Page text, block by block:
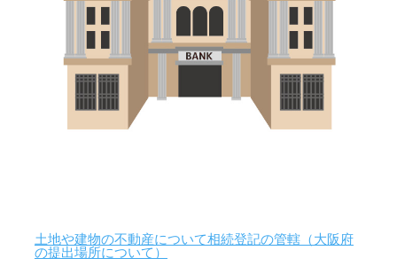
土地や建物の不動産について相続登記の管轄（大阪府
の提出場所について）